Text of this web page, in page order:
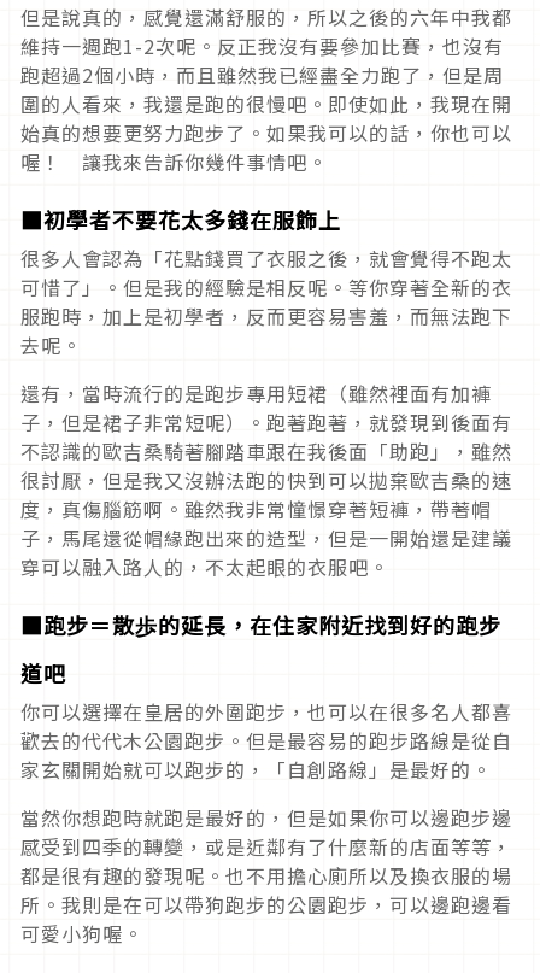
但是說真的，感覺還滿舒服的，所以之後的六年中我都
維持一週跑1-2次呢。反正我沒有要參加比賽，也沒有
跑超過2個小時，而且雖然我已經盡全力跑了，但是周
圍的人看來，我還是跑的很慢吧。即使如此，我現在開
始真的想要更努力跑步了。如果我可以的話，你也可以
喔！ 讓我來告訴你幾件事情吧。
■初學者不要花太多錢在服飾上
很多人會認為「花點錢買了衣服之後，就會覺得不跑太
可惜了」。但是我的經驗是相反呢。等你穿著全新的衣
服跑時，加上是初學者，反而更容易害羞，而無法跑下
去呢。
還有，當時流行的是跑步專用短裙（雖然裡面有加褲
子，但是裙子非常短呢）。跑著跑著，就發現到後面有
不認識的歐吉桑騎著腳踏車跟在我後面「助跑」，雖然
很討厭，但是我又沒辦法跑的快到可以拋棄歐吉桑的速
度，真傷腦筋啊。雖然我非常憧憬穿著短褲，帶著帽
子，馬尾還從帽緣跑出來的造型，但是一開始還是建議
穿可以融入路人的，不太起眼的衣服吧。
■跑步＝散歩的延長，在住家附近找到好的跑步
道吧
你可以選擇在皇居的外圍跑步，也可以在很多名人都喜
歡去的代代木公園跑步。但是最容易的跑步路線是從自
家玄關開始就可以跑步的，「自創路線」是最好的。
當然你想跑時就跑是最好的，但是如果你可以邊跑步邊
感受到四季的轉變，或是近鄰有了什麼新的店面等等，
都是很有趣的發現呢。也不用擔心廁所以及換衣服的場
所。我則是在可以帶狗跑步的公園跑步，可以邊跑邊看
可愛小狗喔。